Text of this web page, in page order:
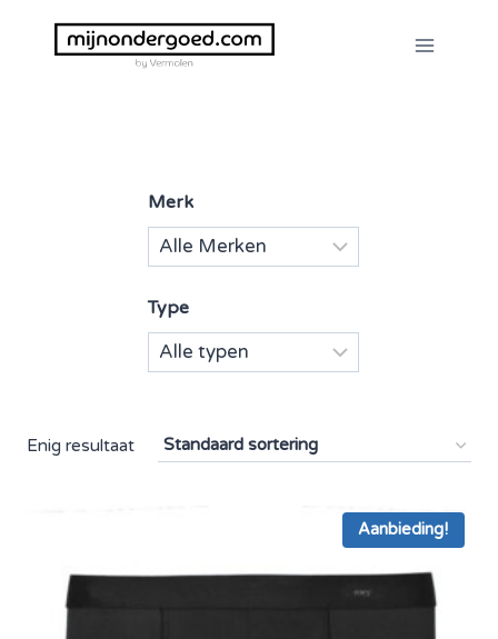
Enig resultaat
Aanbieding!
Merk
Type